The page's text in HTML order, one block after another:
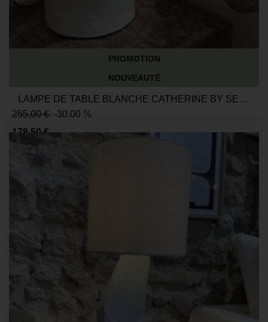
PROMOTION
NOUVEAUTÉ
LAMPE DE TABLE BLANCHE CATHERINE BY SERAX
255,00 € -30.00 %
178,50 €